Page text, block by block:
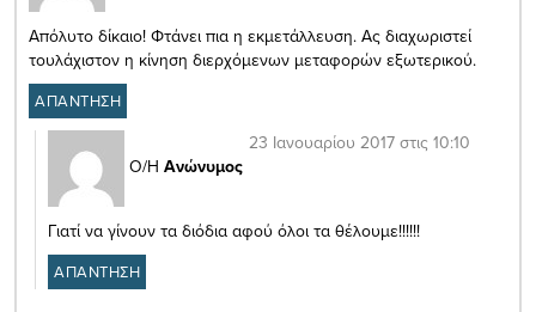
Απόλυτο δίκαιο! Φτάνει πια η εκμετάλλευση. Ας διαχωριστεί
τουλάχιστον η κίνηση διερχόμενων μεταφορών εξωτερικού.
ΑΠΑΝΤΗΣΗ
Ο/Η Ανώνυμος
23 Ιανουαρίου 2017 στις 10:10
Γιατί να γίνουν τα διόδια αφού όλοι τα θέλουμε!!!!!!
ΑΠΑΝΤΗΣΗ